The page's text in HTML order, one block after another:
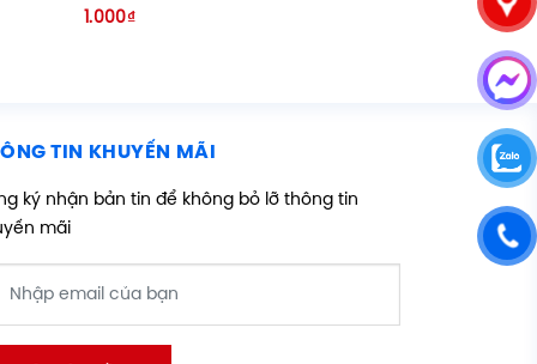
Được xếp
hạng
1.000₫
TIN KHUYẾN MÃI
ký nhận bản tin để không bỏ lỡ thông tin
mãi